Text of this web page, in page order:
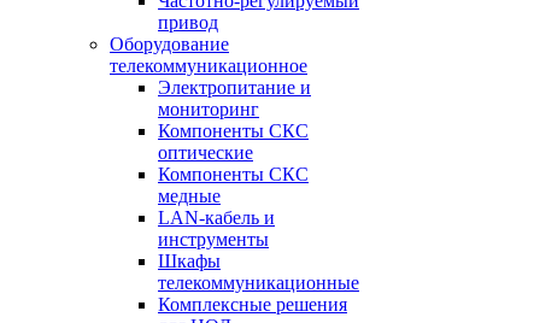
привод
Оборудование
телекоммуникационное
Электропитание и
мониторинг
Компоненты СКС
оптические
Компоненты СКС
медные
LAN-кабель и
инструменты
Шкафы
телекоммуникационные
Комплексные решения